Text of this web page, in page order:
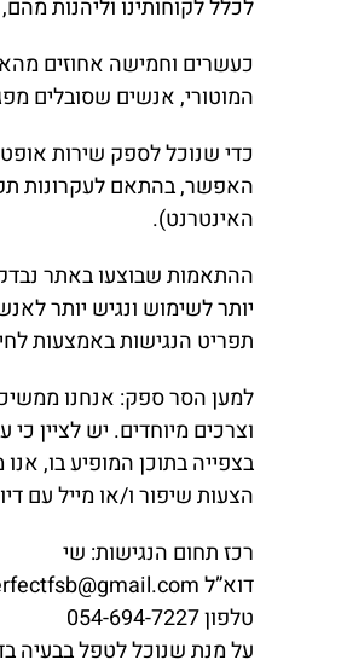
לכלל לקוחותינו וליהנות
כעשרים וחמישה אחוזים
המוטורי, אנשים שסובלים
כדי שנוכל לספק שירות
האינטרנט).
יותר לשימוש ונגיש יותר
תפריט הנגישות באמצעות
למען הסר ספק: אנחנו
וצרכים מיוחדים. יש לציין
בצפייה בתוכן המופיע בו,
הצעות שיפור ו/או מייל עם
רכז תחום הנגישות: שי
דוא”ל perfectfsb@gmail.com
טלפון 054-694-7227
על מנת שנוכל לטפל בבעיה